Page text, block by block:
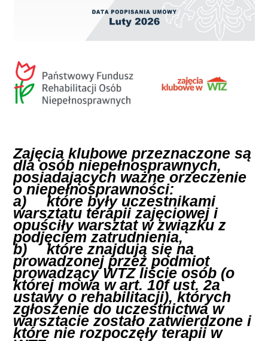
Zajęcia klubowe przeznaczone są
dla osób niepełnosprawnych,
posiadających ważne orzeczenie
o niepełnosprawności:
a)	które były uczestnikami
warsztatu terapii zajęciowej i
opuściły warsztat w związku z
podjęciem zatrudnienia,
b)	które znajdują się na
prowadzonej przez podmiot
prowadzący WTZ liście osób (o
której mowa w art. 10f ust. 2a
ustawy o rehabilitacji), których
zgłoszenie do uczestnictwa w
warsztacie zostało zatwierdzone i
które nie rozpoczęły terapii w